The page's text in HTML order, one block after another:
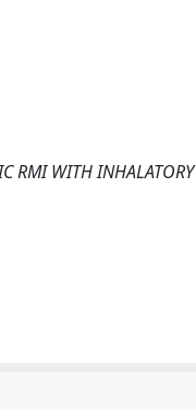
RMI WITH INHALATORY